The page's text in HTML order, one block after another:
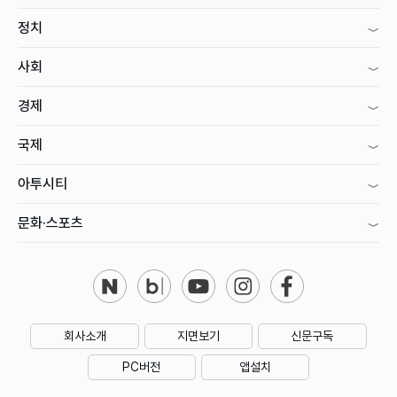
정치
사회
경제
국제
아투시티
문화·스포츠
회사소개 지면보기 신문구독
PC버전 앱설치